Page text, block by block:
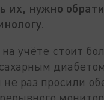
их, нужно
учёте стоит
раз просили